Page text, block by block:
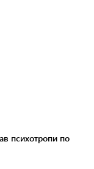
психотропи по